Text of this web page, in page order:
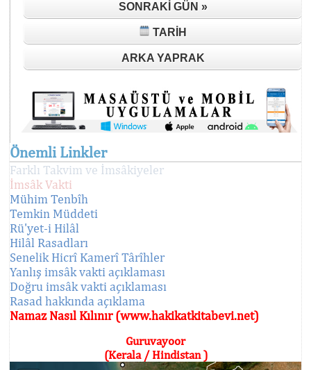
SONRAKI GÜN »
TARIH
ARKA YAPRAK
Önemli Linkler
Farklı Takvim ve İmsâkiyeler
İmsâk Vakti
Mühim Tenbîh
Temkin Müddeti
Rü'yet-i Hilâl
Hilâl Rasadları
Senelik Hicrî Kamerî Târîhler
Yanlış imsâk vakti açıklaması
Doğru imsâk vakti açıklaması
Rasad hakkında açıklama
Namaz Nasıl Kılınır (www.hakikatkitabevi.net)
Guruvayoor
(Kerala / Hindistan )